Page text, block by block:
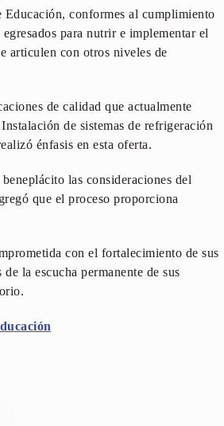
Educación, conformes al cumplimiento
para nutrir e implementar el
articulen con otros niveles de
de calidad que actualmente
de sistemas de refrigeración
énfasis en esta oferta.
las consideraciones del
que el proceso proporciona
con el fortalecimiento de sus
la escucha permanente de sus